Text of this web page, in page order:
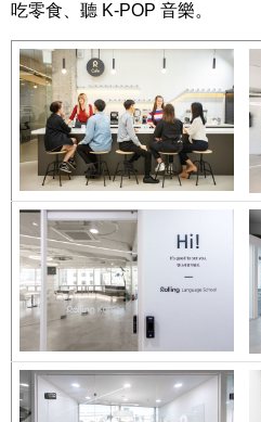
吃零食、聽 K-POP 音樂。